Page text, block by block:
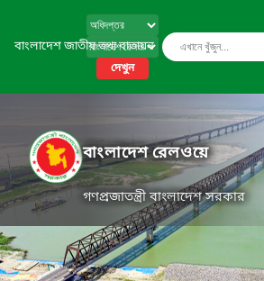
বাংলাদেশ জাতীয় তথ্য বাতায়ন
দেখুন
বাংলাদেশ রেলওয়ে
গণপ্রজাতন্ত্রী বাংলাদেশ সরকার